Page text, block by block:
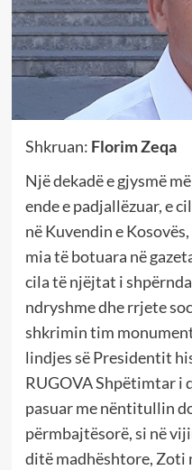
Shkruan: Florim Zeqa
Një dekadë e gjysmë
ende e padjallëzuar, e
në Kuvendin e
mia të botuara në
cila të njëjtat i
ndryshme dhe rrjete
shkrimin tim
lindjes së Presidentit
RUGOVA Shpëtimtar i
pasuar me nëntitullin
përmbajtësorë, si në
ditë madhështore, Zoti